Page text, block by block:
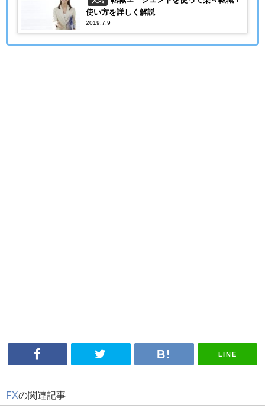
使い方を詳しく解説
2019.7.9
LINE
FXの関連記事